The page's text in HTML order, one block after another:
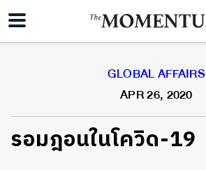
GLOBAL AFFAIRS
APR 26, 2020
รอมฎอนในโควิด-19